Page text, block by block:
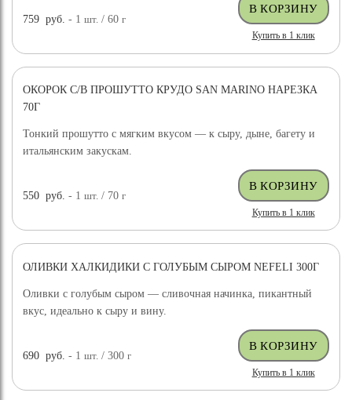
759 руб. - 1шт. / 60г
Купить в 1 клик
ОКОРОК С/В ПРОШУТТО КРУДО SAN MARINO НАРЕЗКА
70Г
Тонкий прошутто с мягким вкусом — к сыру, дыне, багету и
итальянским закускам.
550 руб. - 1шт. / 70г
Купить в 1 клик
ОЛИВКИ ХАЛКИДИКИ С ГОЛУБЫМ СЫРОМ NEFELI 300Г
Оливки с голубым сыром — сливочная начинка, пикантный
вкус, идеально к сыру и вину.
690 руб. - 1шт. / 300г
Купить в 1 клик